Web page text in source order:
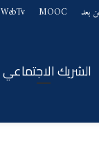
بعد MOOC
WebTv
الشريك الاجتماعي